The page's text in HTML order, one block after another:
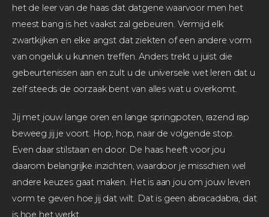
het de leer van de haas dat datgene waarvoor men het
meest bang is het vaakst zal gebeuren. Vermijd elk
zwartkijken en elke angst dat ziekten of een andere vorm
van ongeluk u kunnen treffen. Anders trekt u juist die
gebeurtenissen aan en zult u de universele wet leren dat u
zelf steeds de oorzaak bent van alles wat u overkomt.
Jij met jouw lange oren en lange springpoten, razend rap
beweeg jij je voort. Hop, hop, naar de volgende stop.
Even daar stilstaan en door. De haas heeft voor jou
daarom belangrijke inzichten, waardoor je misschien wel
andere keuzes gaat maken. Het is aan jou om jouw leven
vorm te geven hoe jij dat wilt. Dat is geen abracadabra, dat
is hoe het werkt.